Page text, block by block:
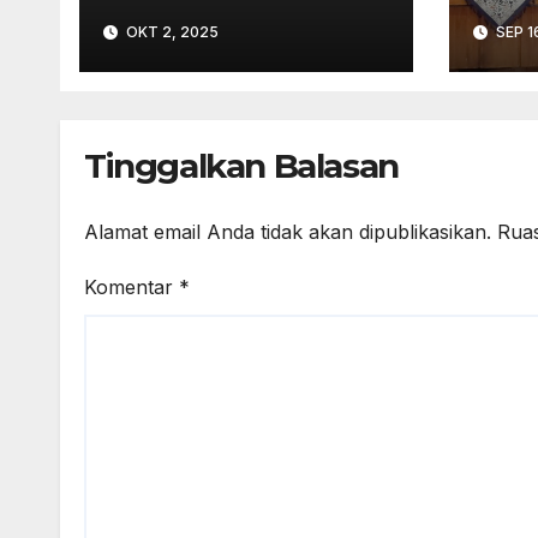
Pekalongan
OKT 2, 2025 SEP
Tinggalkan Balasan
Alamat email Anda tidak akan dipublikasikan.
Komentar *